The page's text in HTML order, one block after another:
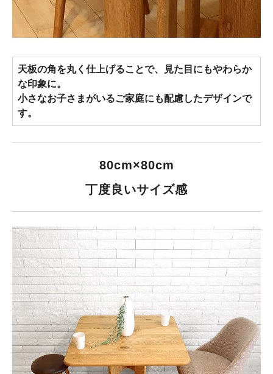
天板の角を丸く仕上げることで、見た目にもやわらか
な印象に。
小さなお子さまがいるご家庭にも配慮したデザインで
す。
80cm×80cm
丁度良いサイズ感